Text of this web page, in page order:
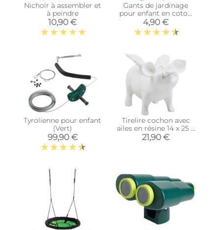
Nichoir à assembler et
à peindre
10,90 €
Gants de jardinage
pour enfant en coton
et polyester
4,90 €
Tyrolienne pour enfant
(Vert)
99,90 €
Tirelire cochon avec
ailes en résine 14 x 25 x
15 cm (Blanc)
21,90 €